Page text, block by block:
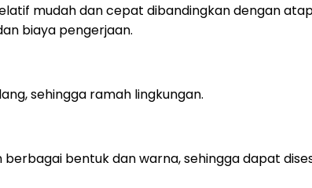
mudah dan cepat dibandingkan dengan
biaya pengerjaan.
sehingga ramah lingkungan.
bentuk dan warna, sehingga dapat